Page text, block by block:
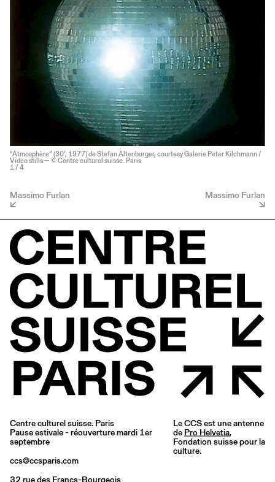
“Atmosphère” (30’, 1977) de Stefan Altenburger, courtesy Galerie Peter Kilchmann /
Video stills — © Centre culturel suisse. Paris
1 / 4
Massimo Furlan Massimo Furlan
Centre culturel suisse. Paris
Pause estivale - réouverture mardi 1er
septembre
ccs@ccsparis.com
32 rue des Francs-Bourgeois
Le CCS est une antenne
de Pro Helvetia,
Fondation suisse pour la
culture.